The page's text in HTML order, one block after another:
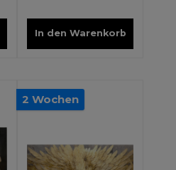
In den Warenkorb
2 Wochen